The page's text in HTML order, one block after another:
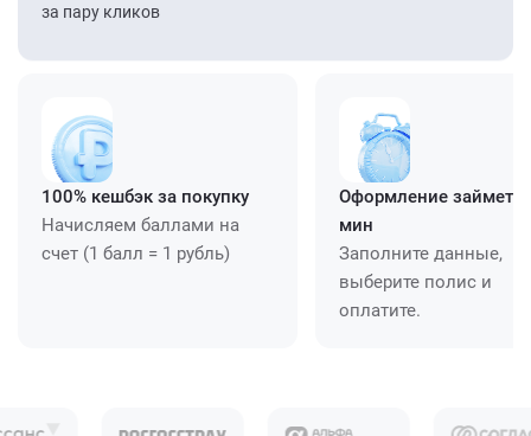
за пару кликов
100% кешбэк за покупку
Начисляем баллами на
счет (1 балл = 1 рубль)
Оформление займет
мин
Заполните данные,
выберите полис и
оплатите.